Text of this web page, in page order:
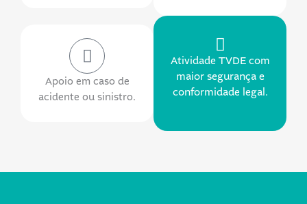
Apoio em caso de
acidente ou sinistro.
Atividade TVDE com
maior segurança e
conformidade legal.